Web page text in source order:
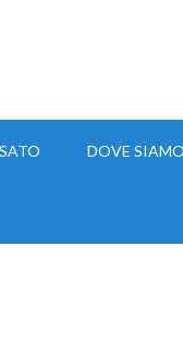
DOVE SIAMO